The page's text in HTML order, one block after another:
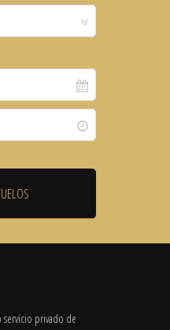
servicio privado de